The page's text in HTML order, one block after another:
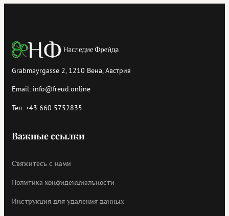
Grabmayrgasse 2, 1210 Вена, Австрия
Email: info@freud.online
Тел: +43 660 5752835
Важные ссылки
Свяжитесь с нами
Политика конфиденциальности
Инструкция для удаления данных